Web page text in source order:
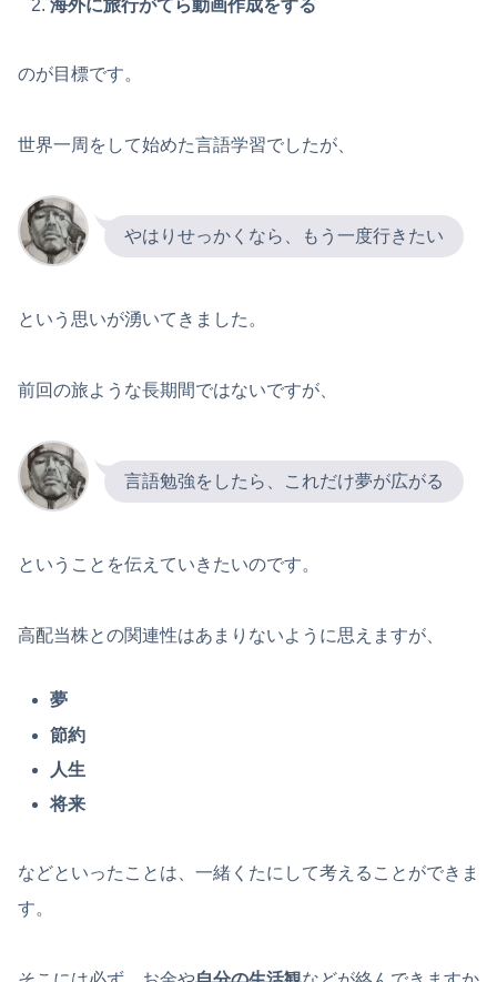
海外に旅行がてら動画作成をする
のが目標です。
世界一周をして始めた言語学習でしたが、
やはりせっかくなら、もう一度行きたい
という思いが湧いてきました。
前回の旅ような長期間ではないですが、
言語勉強をしたら、これだけ夢が広がる
ということを伝えていきたいのです。
高配当株との関連性はあまりないように思えますが、
夢
節約
人生
将来
などといったことは、一緒くたにして考えることができま
す。